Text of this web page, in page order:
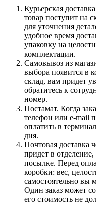
Курьерская
товар поступит на
для уточнения
удобное время
упаковку на
комплектации.
Самовывоз из
выбора появится в
склад, вам придет
обратитесь к
номер.
Постамат. Когда
телефон или e-mail
оплатить в
дня.
Почтовая доставка
придет в
посылке. Перед
коробки: вес,
самостоятельно вы
Один заказ может
его стоимость не